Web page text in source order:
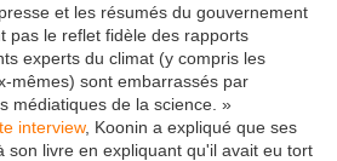
et les résumés du gouvernement
pas le reflet fidèle des rapports
experts du climat (y compris les
mêmes) sont embarrassés par
médiatiques de la science. »
interview, Koonin a expliqué que ses
son livre en expliquant qu'il avait eu tort